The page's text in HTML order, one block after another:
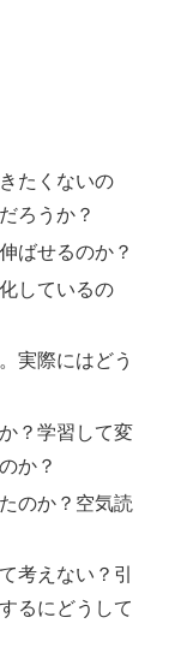
たくないの
ろうか？
ばせるのか？
しているの
実際にはどう
？学習して変
か？
のか？空気読
考えない？引
るにどうして